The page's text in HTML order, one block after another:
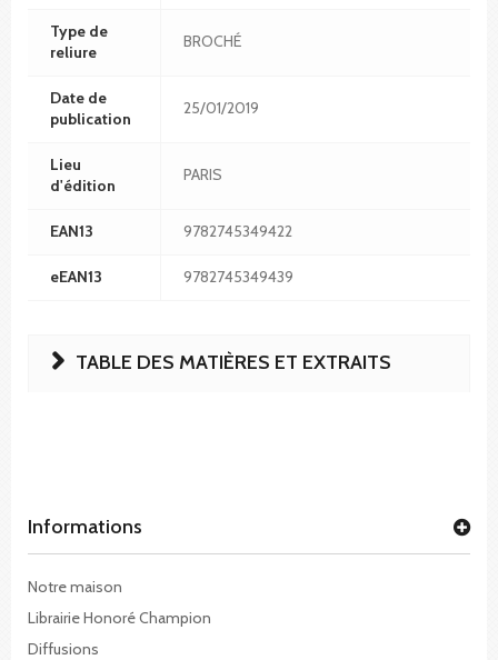
Type de
reliure
BROCHÉ
Date de
publication
25/01/2019
Lieu
d'édition
PARIS
EAN13 9782745349422
eEAN13 9782745349439
TABLE DES MATIÈRES ET EXTRAITS
Informations
Notre maison
Librairie Honoré Champion
Diffusions